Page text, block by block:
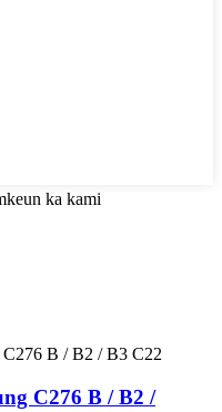
ka kami
C276 B / B2 /